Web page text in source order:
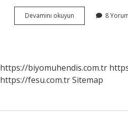
Devamını okuyun
Palamutbükü
8
https://biyomuhendis.com.tr
https://fesu.com.trSitemap